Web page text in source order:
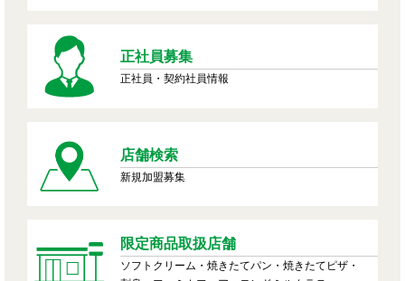
正社員募集
正社員・契約社員情報
店舗検索
新規加盟募集
限定商品取扱店舗
ソフトクリーム・焼きたてパン・焼きたてピザ・